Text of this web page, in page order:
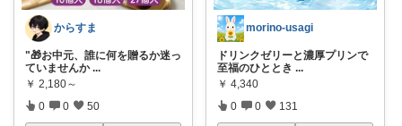
からすま
"🎁お中元、誰に何を贈るか迷っ
ていませんか ...
￥ 2,180～
0 0 50
morino-usagi
ドリンクゼリーと濃厚プリンで
至福のひととき ...
￥ 4,340
0 0 131